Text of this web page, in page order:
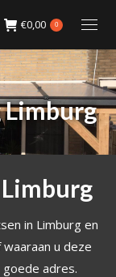
€0,00 0
in Limburg en
u deze
adres.